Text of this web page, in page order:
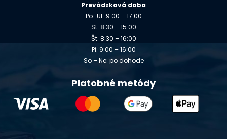
Prevádzková doba
Po–Ut: 9:00 – 17:00
St: 8:30 – 15:00
Št: 8:30 – 16:00
Pi: 9:00 – 16:00
So – Ne: po dohode
Platobné metódy